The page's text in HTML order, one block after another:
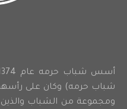
شباب حرمه) وكان على
ومجموعة من الشباب والذين